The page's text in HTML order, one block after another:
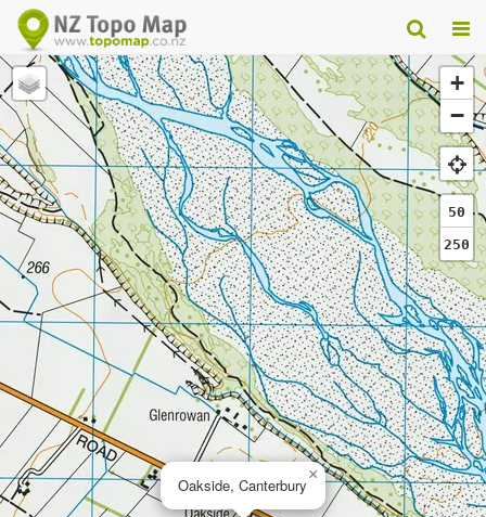
Oakside, Canterbury
×
+
−
50
250